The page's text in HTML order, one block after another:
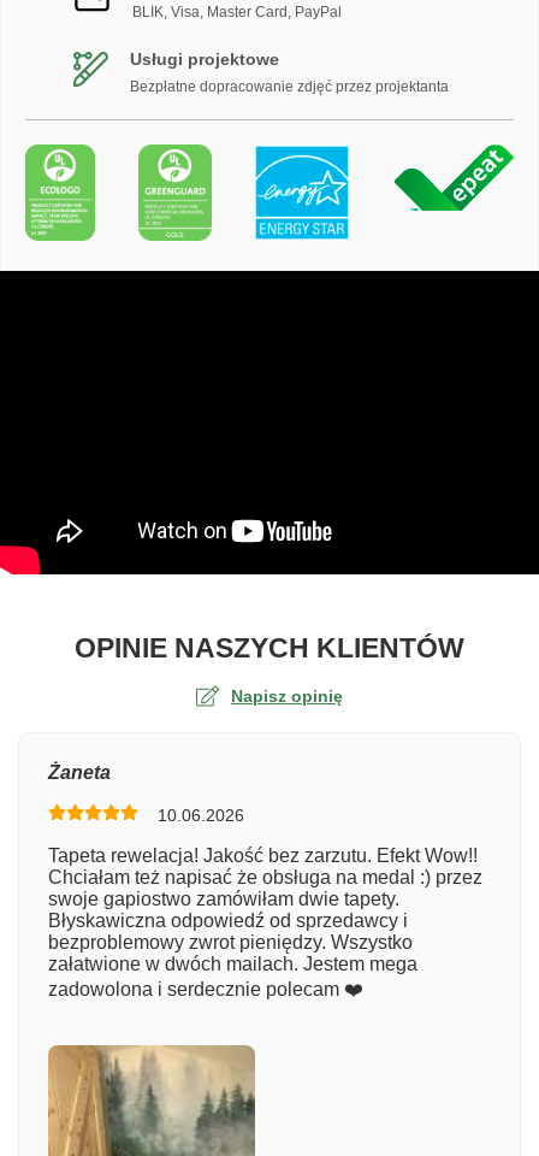
BLIK, Visa, Master Card, PayPal
Usługi projektowe
Bezpłatne dopracowanie zdjęć przez projektanta
OPINIE NASZYCH KLIENTÓWO
Napisz opinię
Numer zamówienia
Imię
Żaneta
10.06.2026
Tapeta rewelacja! Jakość bez zarzutu. Efekt Wow!!
Chciałam też napisać że obsługa na medal :) przez
swoje gapiostwo zamówiłam dwie tapety.
Błyskawiczna odpowiedź od sprzedawcy i
bezproblemowy zwrot pieniędzy. Wszystko
załatwione w dwóch mailach. Jestem mega
zadowolona i serdecznie polecam ❤️